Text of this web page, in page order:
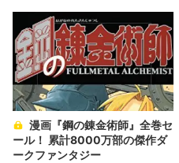
ール！ 累計8000万部の傑作ダ
ークファンタジー